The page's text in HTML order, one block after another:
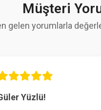
Müşteri
gelen yorumlarla
Yüzlü!